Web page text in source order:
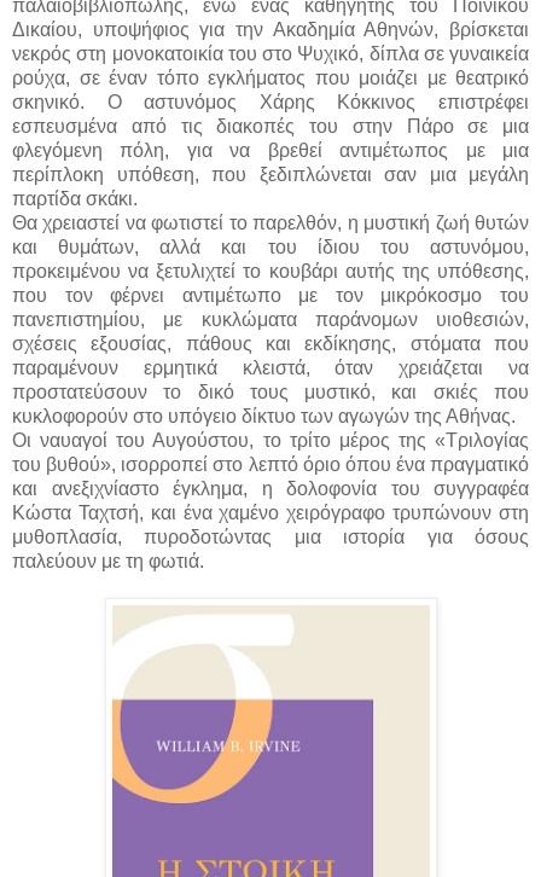
παλαιοβιβλιοπώλης, ενώ ένας καθηγητής του Ποινικού
Δικαίου, υποψήφιος για την Ακαδημία Αθηνών, βρίσκεται
νεκρός στη μονοκατοικία του στο Ψυχικό, δίπλα σε γυναικεία
ρούχα, σε έναν τόπο εγκλήματος που μοιάζει με θεατρικό
σκηνικό. Ο αστυνόμος Χάρης Κόκκινος επιστρέφει
εσπευσμένα από τις διακοπές του στην Πάρο σε μια
φλεγόμενη πόλη, για να βρεθεί αντιμέτωπος με μια
περίπλοκη υπόθεση, που ξεδιπλώνεται σαν μια μεγάλη
παρτίδα σκάκι.
Θα χρειαστεί να φωτιστεί το παρελθόν, η μυστική ζωή θυτών
και θυμάτων, αλλά και του ίδιου του αστυνόμου,
προκειμένου να ξετυλιχτεί το κουβάρι αυτής της υπόθεσης,
που τον φέρνει αντιμέτωπο με τον μικρόκοσμο του
πανεπιστημίου, με κυκλώματα παράνομων υιοθεσιών,
σχέσεις εξουσίας, πάθους και εκδίκησης, στόματα που
παραμένουν ερμητικά κλειστά, όταν χρειάζεται να
προστατεύσουν το δικό τους μυστικό, και σκιές που
κυκλοφορούν στο υπόγειο δίκτυο των αγωγών της Αθήνας.
Οι ναυαγοί του Αυγούστου, το τρίτο μέρος της «Τριλογίας
του βυθού», ισορροπεί στο λεπτό όριο όπου ένα πραγματικό
και ανεξιχνίαστο έγκλημα, η δολοφονία του συγγραφέα
Κώστα Ταχτσή, και ένα χαμένο χειρόγραφο τρυπώνουν στη
μυθοπλασία, πυροδοτώντας μια ιστορία για όσους
παλεύουν με τη φωτιά.